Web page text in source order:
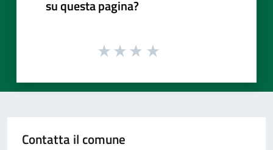
su questa pagina?
Contatta il comune